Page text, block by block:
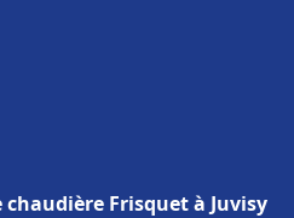
Frisquet à Juvisy